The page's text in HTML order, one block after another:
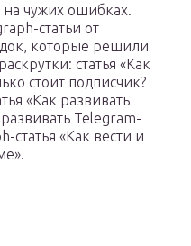
на чужих ошибках.
статьи от
которые решили
статья «Как
стоит подписчик?
«Как развивать
Telegram-
статья «Как вести и